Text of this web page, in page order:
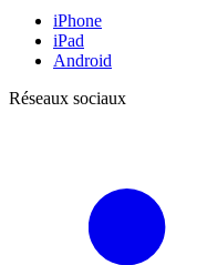
iPhone
iPad
Android
Réseaux sociaux